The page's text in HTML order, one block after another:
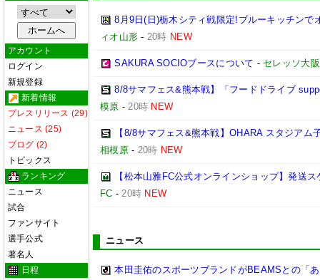
アカウント
ログイン
新規登録
新着情報
プレスリリース (29)
ニュース (25)
ブログ (2)
トピックス
ランキング
ニュース
試合
ファンサイト
選手公式
著名人
日程
8月9日(日)栃木シティ戦限定!ブルーキッチンで
ィオ山形 - 20時 NEW
SAKURA SOCIOブースについて - セレッソ大阪
8/8サマフェス&熊本戦】「フードドライブ
模原 -20時 NEW
【8/8サマフェス&熊本戦】OHARA スタジア
相模原- 20時 NEW
【松本山雅FC公式オンラインショップ】発送
FC -20時 NEW
ニュース
本田圭佑のスポーツブランドがBEAMSとの「